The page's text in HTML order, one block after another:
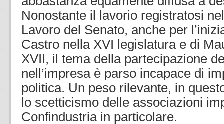
Nonostante il lavorio registratosi
Lavoro del Senato, anche per
Castro nella XVI legislatura e di
XVII, il tema della partecipazione
nell’impresa è parso incapace di
politica. Un peso rilevante, in
lo scetticismo delle associazioni
Confindustria in particolare.